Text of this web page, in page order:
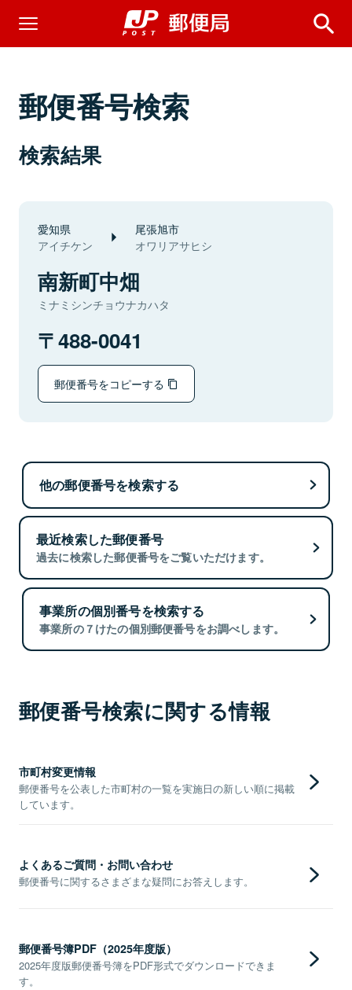
郵便番号検索
検索結果
愛知県
アイチケン
尾張旭市
オワリアサヒシ
南新町中畑
ミナミシンチョウナカハタ
488-0041
郵便番号をコピーする
他の郵便番号を検索する
最近検索した郵便番号
過去に検索した郵便番号をご覧いただけます。
事業所の個別番号を検索する
事業所の７けたの個別郵便番号をお調べします。
郵便番号検索に関する情報
市町村変更情報
郵便番号を公表した市町村の一覧を実施日の新しい順に掲載
しています。
よくあるご質問・お問い合わせ
郵便番号に関するさまざまな疑問にお答えします。
郵便番号簿PDF（2025年度版）
2025年度版郵便番号簿をPDF形式でダウンロードできま
す。